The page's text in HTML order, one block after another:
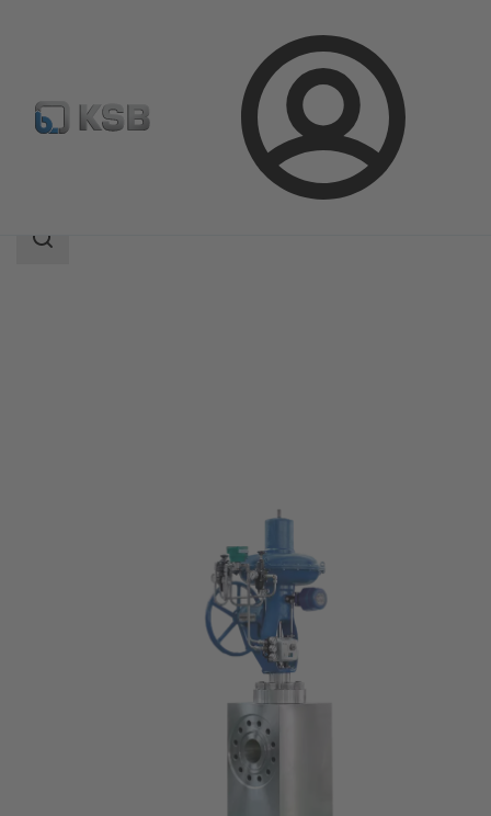
Prijava
Katalog proizvoda MIL 78000
Područje